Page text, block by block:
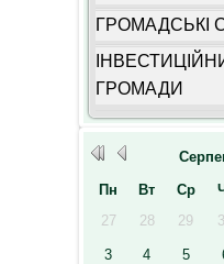
ГРОМАДСЬКІ
ГРОМАДИ
Пн
Вт Ср
27
28 29
3 4 5